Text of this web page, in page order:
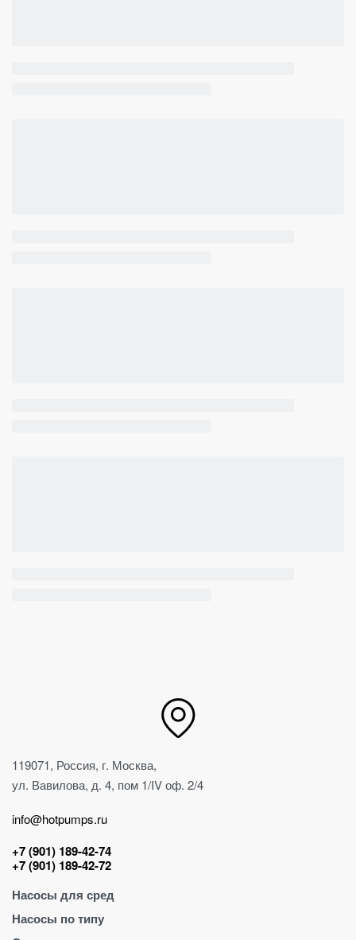
119071, Россия, г. Москва,
ул. Вавилова, д. 4, пом 1/IV оф. 2/4
info@hotpumps.ru
+7 (901) 189-42-74
+7 (901) 189-42-72
Насосы для сред
Для абразива
Насосы по типу